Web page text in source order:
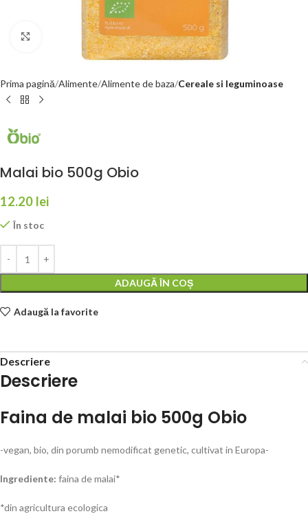
Faceți click pentru a mări
Prima pagină Alimente Alimente de baza Cereale si leguminoase
Malai bio 500g Obio
12.20 lei
În stoc
ADAUGĂ ÎN COȘ
Adaugă la favorite
Descriere
Descriere
Faina de malai bio 500g Obio
-vegan, bio, din porumb nemodificat genetic, cultivat in Europa-
Ingrediente: faina de malai*
*din agricultura ecologica